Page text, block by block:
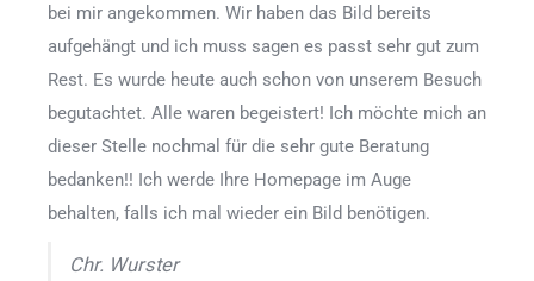
bei mir angekommen. Wir haben das Bild bereits
aufgehängt und ich muss sagen es passt sehr gut zum
Rest. Es wurde heute auch schon von unserem Besuch
begutachtet. Alle waren begeistert! Ich möchte mich an
dieser Stelle nochmal für die sehr gute Beratung
bedanken!! Ich werde Ihre Homepage im Auge
behalten, falls ich mal wieder ein Bild benötigen.
Chr. Wurster